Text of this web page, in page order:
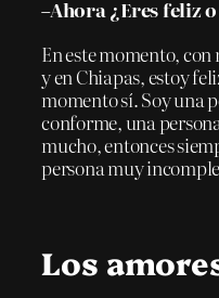
–Ahora ¿Eres feliz
En este momento,
y en Chiapas, estoy
momento sí. Soy una
conforme, una
mucho, entonces
persona muy
Los